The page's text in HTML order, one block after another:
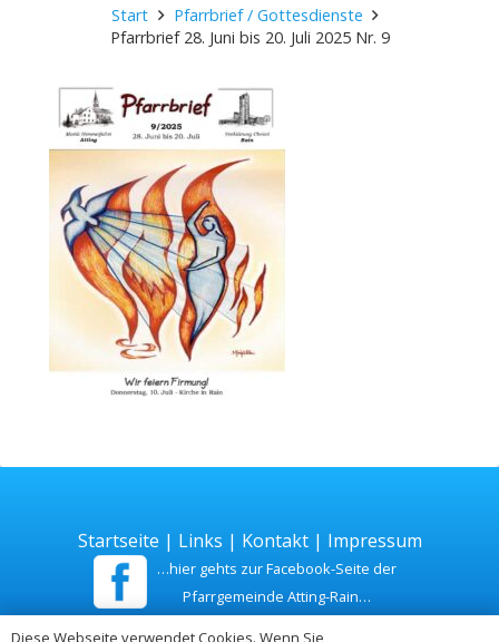
Start
Pfarrbrief / Gottesdienste
Pfarrbrief 28. Juni bis 20. Juli 2025 Nr. 9
Startseite | Links | Kontakt| Impressum
…hier gehts zur Facebook-Seite der
Pfarrgemeinde Atting-Rain…
Diese Webseite verwendet Cookies. Wenn Sie